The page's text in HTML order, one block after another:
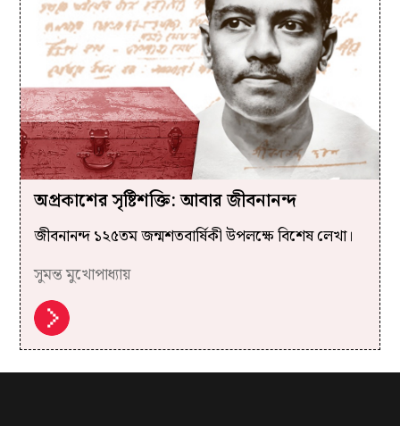
অপ্রকাশের সৃষ্টিশক্তি: আবার জীবনানন্দ
জীবনানন্দ ১২৫তম জন্মশতবার্ষিকী উপলক্ষে বিশেষ লেখা।
সুমন্ত মুখোপাধ্যায়